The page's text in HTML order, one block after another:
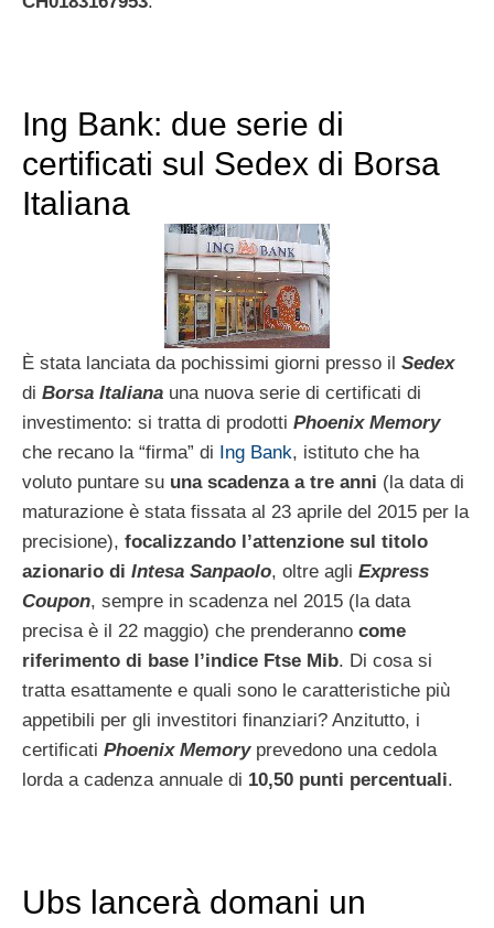
Ing Bank: due serie di
certificati sul Sedex di Borsa
Italiana
È stata lanciata da pochissimi giorni presso il Sedex
di Borsa Italiana una nuova serie di certificati di
investimento: si tratta di prodotti Phoenix Memory
che recano la “firma” di Ing Bank, istituto che ha
voluto puntare su una scadenza a tre anni (la data di
maturazione è stata fissata al 23 aprile del 2015 per la
precisione), focalizzando l’attenzione sul titolo
azionario di Intesa Sanpaolo, oltre agli Express
Coupon, sempre in scadenza nel 2015 (la data
precisa è il 22 maggio) che prenderanno come
riferimento di base l’indice Ftse Mib. Di cosa si
tratta esattamente e quali sono le caratteristiche più
appetibili per gli investitori finanziari? Anzitutto, i
certificati Phoenix Memoryprevedono una cedola
lorda a cadenza annuale di 10,50 punti percentuali.
Ubs lancerà domani un